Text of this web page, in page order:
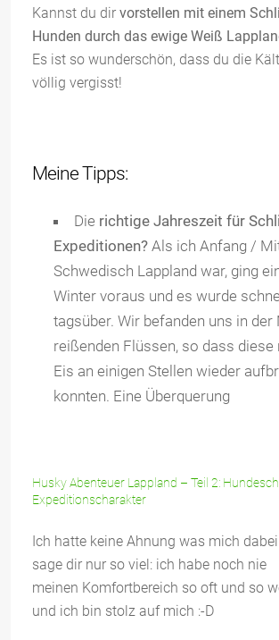
Kannst du dir vorstellen mit einem
Hunden durch das ewige Weiß
Es ist so wunderschön, dass du die
völlig vergisst!
Meine Tipps:
Die richtige Jahreszeit für
Expeditionen? Als ich Anfang /
Schwedisch Lappland war, ging
Winter voraus und es wurde
tagsüber. Wir befanden uns in der
reißenden Flüssen, so dass
Eis an einigen Stellen wieder
konnten. Eine Überquerung
Husky Abenteuer Lappland – Teil 2:
Expeditionscharakter
Ich hatte keine Ahnung was mich
sage dir nur so viel: ich habe noch nie
meinen Komfortbereich so oft und so
und ich bin stolz auf mich :-D